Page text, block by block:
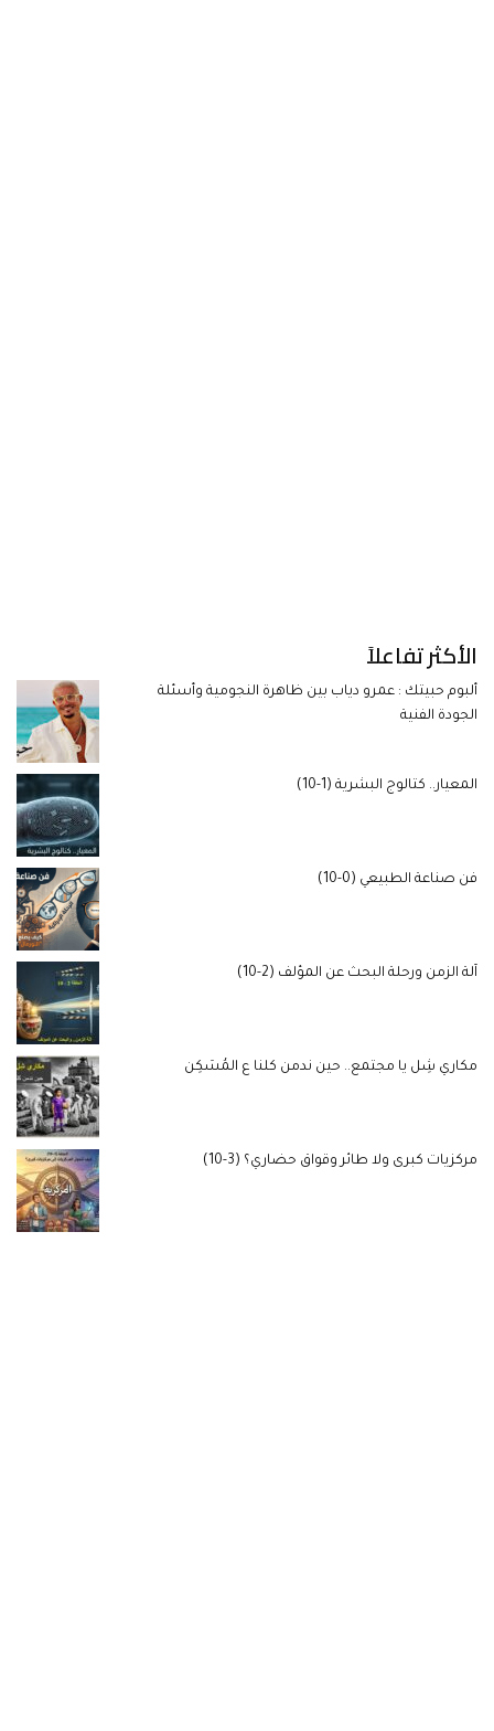
الأكثر تفاعلاً
ألبوم حبيتك : عمرو دياب بين ظاهرة النجومية وأسئلة
الجودة الفنية
المعيار.. كتالوج البشرية (1-10)
فن صناعة الطبيعي (0-10)
آلة الزمن ورحلة البحث عن المؤلف (2-10)
مكاري شِل يا مجتمع.. حين ندمن كلنا ع المُسَكِن
مركزيات كبرى ولا طائر وقواق حضاري؟ (3-10)